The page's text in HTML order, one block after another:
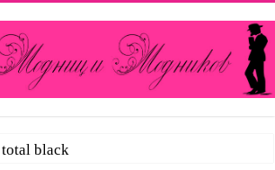
total black